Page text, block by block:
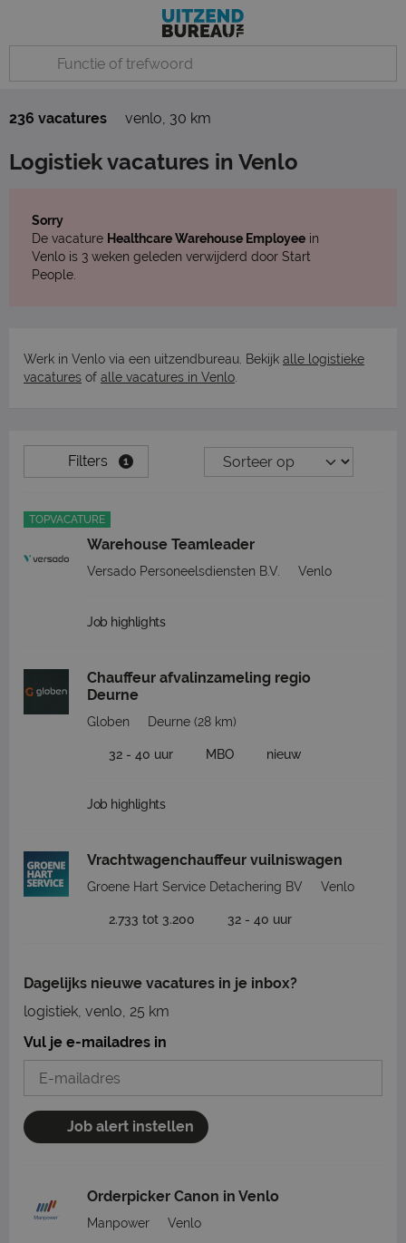
236 vacatures venlo, 30 km
Logistiek vacatures in Venlo
Sorry
De vacature Healthcare Warehouse Employee in
Venlo is 3 weken geleden verwijderd door Start
People.
Werk in Venlo via een uitzendbureau. Bekijk alle logistieke
vacatures of alle vacatures in Venlo
Filters 1
TOPVACATURE
Warehouse Teamleader
Versado Personeelsdiensten B.V. Venlo
Job highlights
Chauffeur afvalinzameling regio
Deurne
Globen Deurne (28 km)
32 - 40 uur MBO nieuw
Job highlights
Vrachtwagenchauffeur vuilniswagen
Groene Hart Service Detachering BV Venlo
2.733 tot 3.200 32 - 40 uur
Dagelijks nieuwe vacatures in je inbox?
logistiek, venlo, 25 km
Vul je e-mailadres in
Job alert instellen
Orderpicker Canon in Venlo
Manpower Venlo